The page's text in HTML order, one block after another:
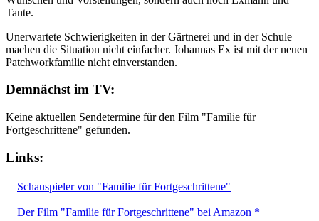
Tante.
Unerwartete Schwierigkeiten in der Gärtnerei und in der Schule
machen die Situation nicht einfacher. Johannas Ex ist mit der neuen
Patchworkfamilie nicht einverstanden.
Demnächst im TV:
Keine aktuellen Sendetermine für den Film "Familie für
Fortgeschrittene" gefunden.
Links:
Schauspieler von "Familie für Fortgeschrittene"
Der Film "Familie für Fortgeschrittene" bei Amazon *